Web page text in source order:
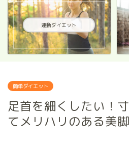
運動ダイエット
簡単ダイエット
足首を細くしたい！
てメリハリのある美